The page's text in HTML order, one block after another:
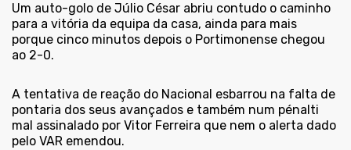
Um auto-golo de Júlio César abriu contudo o caminho
para a vitória da equipa da casa, ainda para mais
porque cinco minutos depois o Portimonense chegou
ao 2-0.
A tentativa de reação do Nacional esbarrou na falta de
pontaria dos seus avançados e também num pénalti
mal assinalado por Vitor Ferreira que nem o alerta dado
pelo VAR emendou.